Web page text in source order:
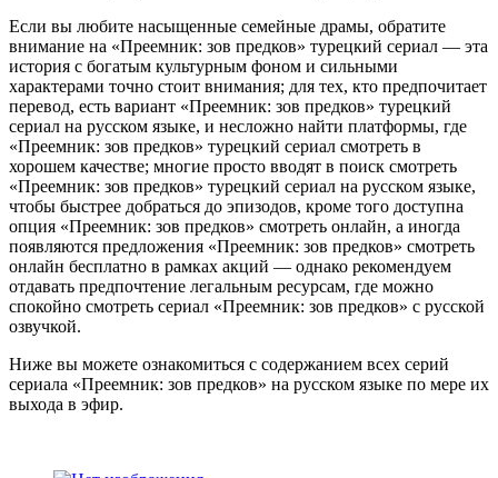
Если вы любите насыщенные семейные драмы, обратите
внимание на «Преемник: зов предков» турецкий сериал — эта
история с богатым культурным фоном и сильными
характерами точно стоит внимания; для тех, кто предпочитает
перевод, есть вариант «Преемник: зов предков» турецкий
сериал на русском языке, и несложно найти платформы, где
«Преемник: зов предков» турецкий сериал смотреть в
хорошем качестве; многие просто вводят в поиск смотреть
«Преемник: зов предков» турецкий сериал на русском языке,
чтобы быстрее добраться до эпизодов, кроме того доступна
опция «Преемник: зов предков» смотреть онлайн, а иногда
появляются предложения «Преемник: зов предков» смотреть
онлайн бесплатно в рамках акций — однако рекомендуем
отдавать предпочтение легальным ресурсам, где можно
спокойно смотреть сериал «Преемник: зов предков» с русской
озвучкой.
Ниже вы можете ознакомиться с содержанием всех серий
сериала «Преемник: зов предков» на русском языке по мере их
выхода в эфир.